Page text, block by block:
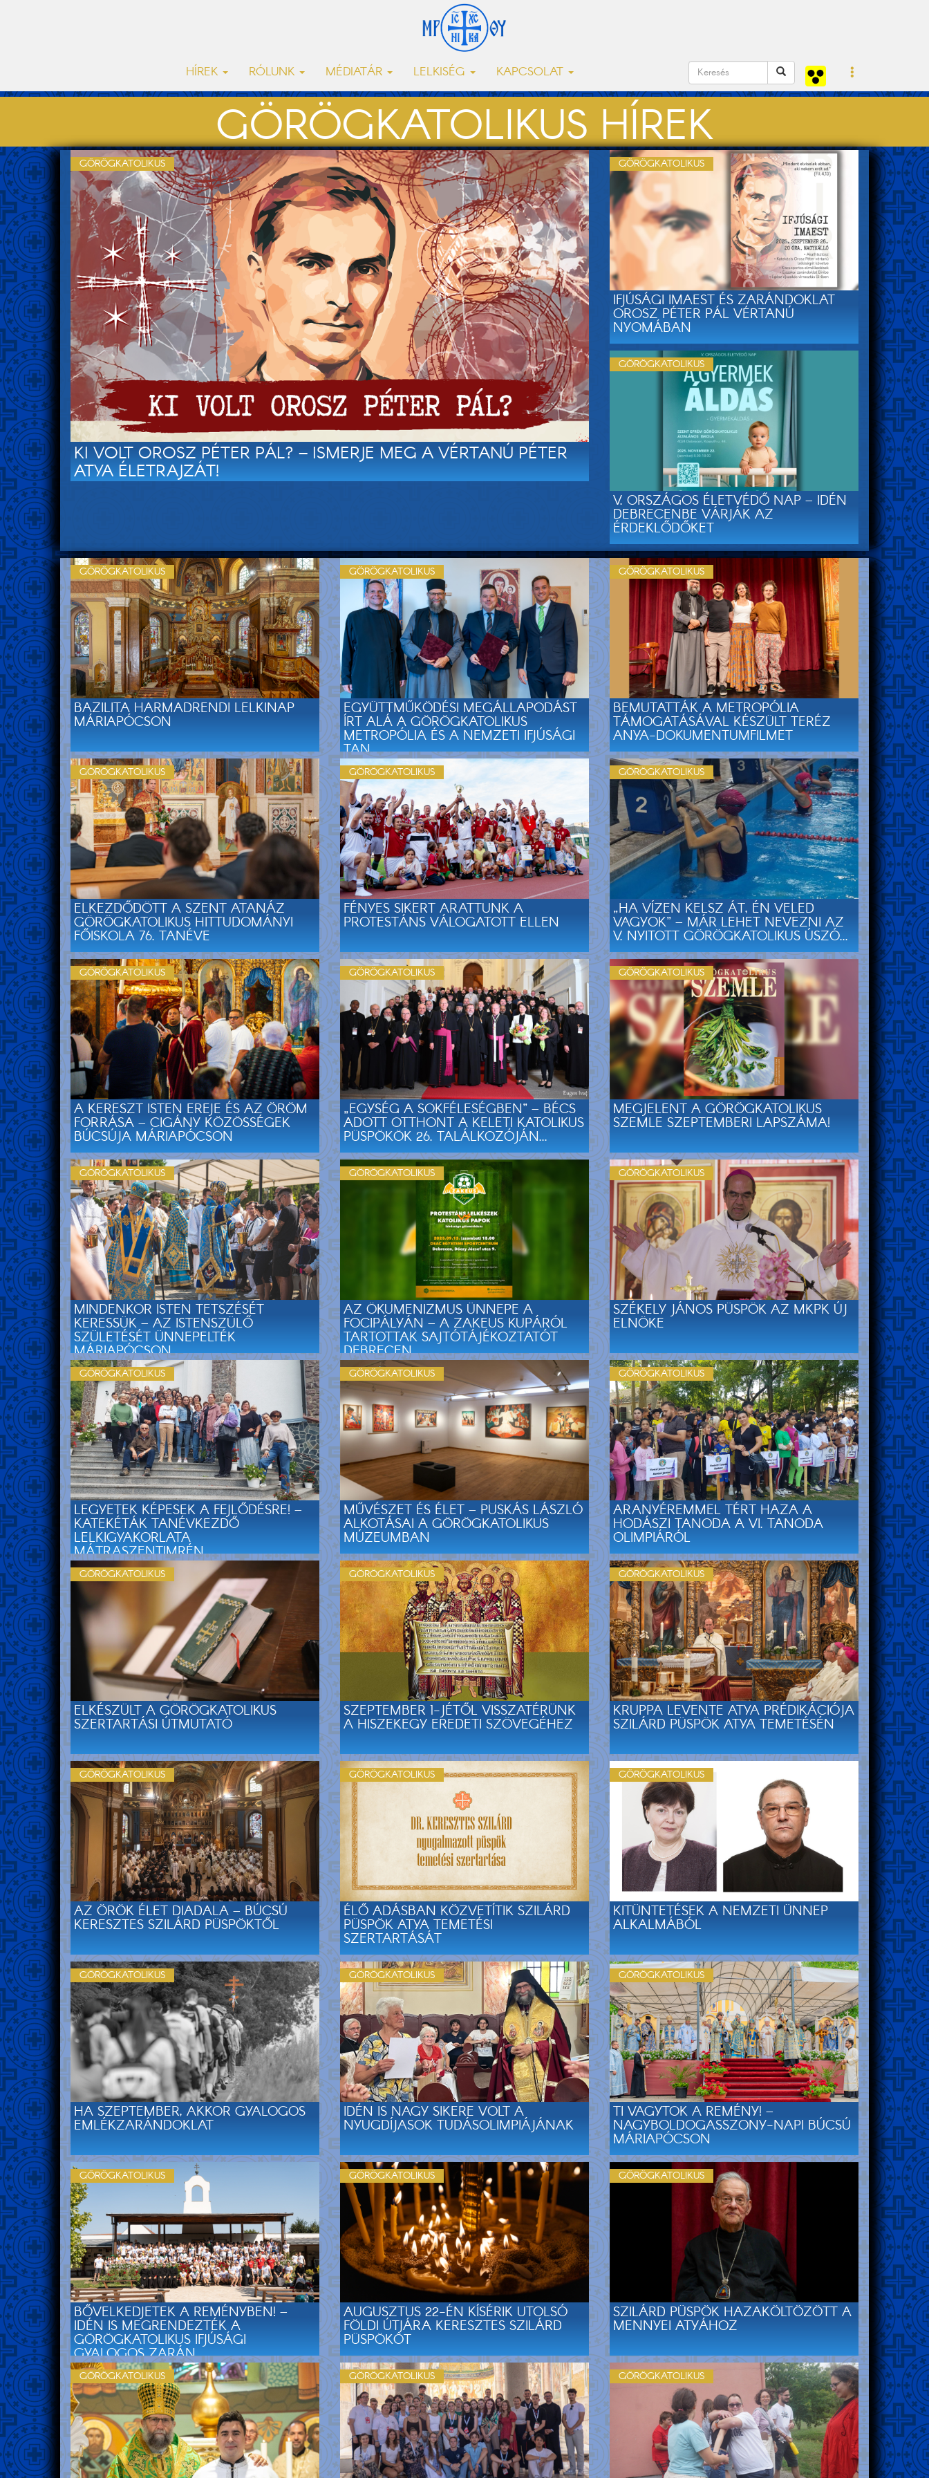
HÍREK RÓLUNK MÉDIATÁR LELKISÉG KAPCSOLAT
GÖRÖGKATOLIKUS HÍREK
KI VOLT OROSZ PÉTER PÁL? – ISMERJE MEG A VÉRTANÚ PÉTER
ATYA ÉLETRAJZÁT!
GÖRÖGKATOLIKUS
IFJÚSÁGI IMAEST ÉS ZARÁNDOKLAT
OROSZ PÉTER PÁL VÉRTANÚ
NYOMÁBAN
GÖRÖGKATOLIKUS
V. ORSZÁGOS ÉLETVÉDŐ NAP – IDÉN
DEBRECENBE VÁRJÁK AZ
ÉRDEKLŐDŐKET
GÖRÖGKATOLIKUS
BAZILITA HARMADRENDI LELKINAP
MÁRIAPÓCSON
GÖRÖGKATOLIKUS
EGYÜTTMŰKÖDÉSI MEGÁLLAPODÁST
ÍRT ALÁ A GÖRÖGKATOLIKUS
METROPÓLIA ÉS A NEMZETI IFJÚSÁGI
TAN...
GÖRÖGKATOLIKUS
BEMUTATTÁK A METROPÓLIA
TÁMOGATÁSÁVAL KÉSZÜLT TERÉZ
ANYA-DOKUMENTUMFILMET
GÖRÖGKATOLIKUS
ELKEZDŐDÖTT A SZENT ATANÁZ
GÖRÖGKATOLIKUS HITTUDOMÁNYI
FŐISKOLA 76. TANÉVE
GÖRÖGKATOLIKUS
FÉNYES SIKERT ARATTUNK A
PROTESTÁNS VÁLOGATOTT ELLEN
GÖRÖGKATOLIKUS
„HA VÍZEN KELSZ ÁT, ÉN VELED
VAGYOK” – MÁR LEHET NEVEZNI AZ
V. NYITOTT GÖRÖGKATOLIKUS ÚSZÓ...
GÖRÖGKATOLIKUS
A KERESZT ISTEN EREJE ÉS AZ ÖRÖM
FORRÁSA – CIGÁNY KÖZÖSSÉGEK
BÚCSÚJA MÁRIAPÓCSON
GÖRÖGKATOLIKUS
„EGYSÉG A SOKFÉLESÉGBEN” – BÉCS
ADOTT OTTHONT A KELETI KATOLIKUS
PÜSPÖKÖK 26. TALÁLKOZÓJÁN...
GÖRÖGKATOLIKUS
MEGJELENT A GÖRÖGKATOLIKUS
SZEMLE SZEPTEMBERI LAPSZÁMA!
GÖRÖGKATOLIKUS
MINDENKOR ISTEN TETSZÉSÉT
KERESSÜK – AZ ISTENSZÜLŐ
SZÜLETÉSÉT ÜNNEPELTÉK
MÁRIAPÓCSON
GÖRÖGKATOLIKUS
AZ ÖKUMENIZMUS ÜNNEPE A
FOCIPÁLYÁN – A ZAKEUS KUPÁRÓL
TARTOTTAK SAJTÓTÁJÉKOZTATÓT
DEBRECEN...
GÖRÖGKATOLIKUS
SZÉKELY JÁNOS PÜSPÖK AZ MKPK ÚJ
ELNÖKE
GÖRÖGKATOLIKUS
LEGYETEK KÉPESEK A FEJLŐDÉSRE! –
KATEKÉTÁK TANÉVKEZDŐ
LELKIGYAKORLATA
MÁTRASZENTIMRÉN
GÖRÖGKATOLIKUS
MŰVÉSZET ÉS ÉLET – PUSKÁS LÁSZLÓ
ALKOTÁSAI A GÖRÖGKATOLIKUS
MÚZEUMBAN
GÖRÖGKATOLIKUS
ARANYÉREMMEL TÉRT HAZA A
HODÁSZI TANODA A VI. TANODA
OLIMPIÁRÓL
GÖRÖGKATOLIKUS
ELKÉSZÜLT A GÖRÖGKATOLIKUS
SZERTARTÁSI ÚTMUTATÓ
GÖRÖGKATOLIKUS
SZEPTEMBER 1-JÉTŐL VISSZATÉRÜNK
A HISZEKEGY EREDETI SZÖVEGÉHEZ
GÖRÖGKATOLIKUS
KRUPPA LEVENTE ATYA PRÉDIKÁCIÓJA
SZILÁRD PÜSPÖK ATYA TEMETÉSÉN
GÖRÖGKATOLIKUS
AZ ÖRÖK ÉLET DIADALA – BÚCSÚ
KERESZTES SZILÁRD PÜSPÖKTŐL
GÖRÖGKATOLIKUS
ÉLŐ ADÁSBAN KÖZVETÍTIK SZILÁRD
PÜSPÖK ATYA TEMETÉSI
SZERTARTÁSÁT
GÖRÖGKATOLIKUS
KITÜNTETÉSEK A NEMZETI ÜNNEP
ALKALMÁBÓL
GÖRÖGKATOLIKUS
HA SZEPTEMBER, AKKOR GYALOGOS
EMLÉKZARÁNDOKLAT
GÖRÖGKATOLIKUS
IDÉN IS NAGY SIKERE VOLT A
NYUGDÍJASOK TUDÁSOLIMPIÁJÁNAK
GÖRÖGKATOLIKUS
TI VAGYTOK A REMÉNY! –
NAGYBOLDOGASSZONY-NAPI BÚCSÚ
MÁRIAPÓCSON
GÖRÖGKATOLIKUS
BŐVELKEDJETEK A REMÉNYBEN! –
IDÉN IS MEGRENDEZTÉK A
GÖRÖGKATOLIKUS IFJÚSÁGI
GYALOGOS ZARÁN...
GÖRÖGKATOLIKUS
AUGUSZTUS 22-ÉN KÍSÉRIK UTOLSÓ
FÖLDI ÚTJÁRA KERESZTES SZILÁRD
PÜSPÖKÖT
GÖRÖGKATOLIKUS
SZILÁRD PÜSPÖK HAZAKÖLTÖZÖTT A
MENNYEI ATYÁHOZ
GÖRÖGKATOLIKUS
GÖRÖGKATOLIKUS GÖRÖGKATOLIKUS GÖRÖGKATOLIKUS